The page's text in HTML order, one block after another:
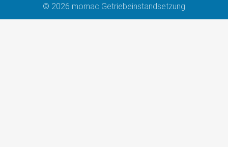
© 2026 momac Getriebeinstandsetzung